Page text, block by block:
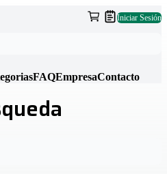
Iniciar Sesión
FAQEmpresaContacto